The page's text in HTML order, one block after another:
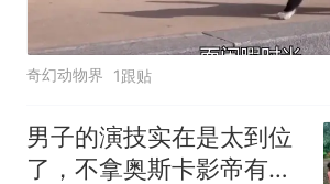
奇幻动物界 1跟贴
男子的演技实在是太到位
了，不拿奥斯卡影帝有点